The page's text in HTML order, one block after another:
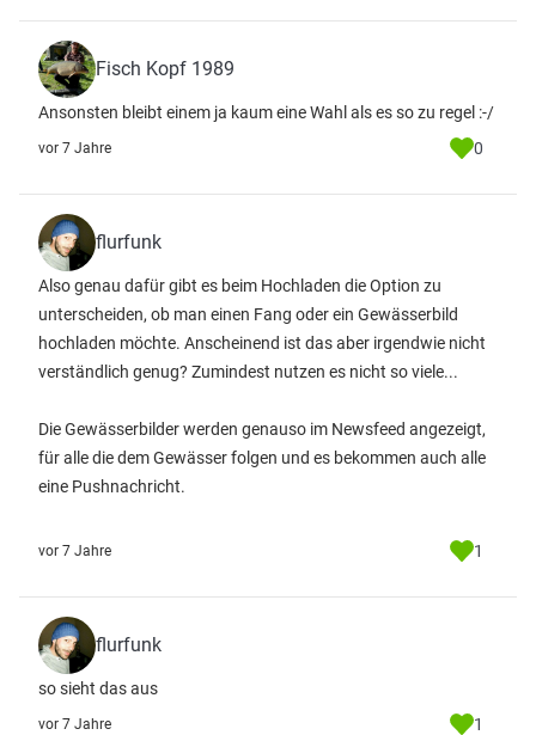
Fisch Kopf 1989
Ansonsten bleibt einem ja kaum eine Wahl als es so zu regel :-/
vor 7 Jahre 0
flurfunk
Also genau dafür gibt es beim Hochladen die Option zu
unterscheiden, ob man einen Fang oder ein Gewässerbild
hochladen möchte. Anscheinend ist das aber irgendwie nicht
verständlich genug? Zumindest nutzen es nicht so viele...
Die Gewässerbilder werden genauso im Newsfeed angezeigt,
für alle die dem Gewässer folgen und es bekommen auch alle
eine Pushnachricht.
vor 7 Jahre 1
flurfunk
so sieht das aus
vor 7 Jahre 1